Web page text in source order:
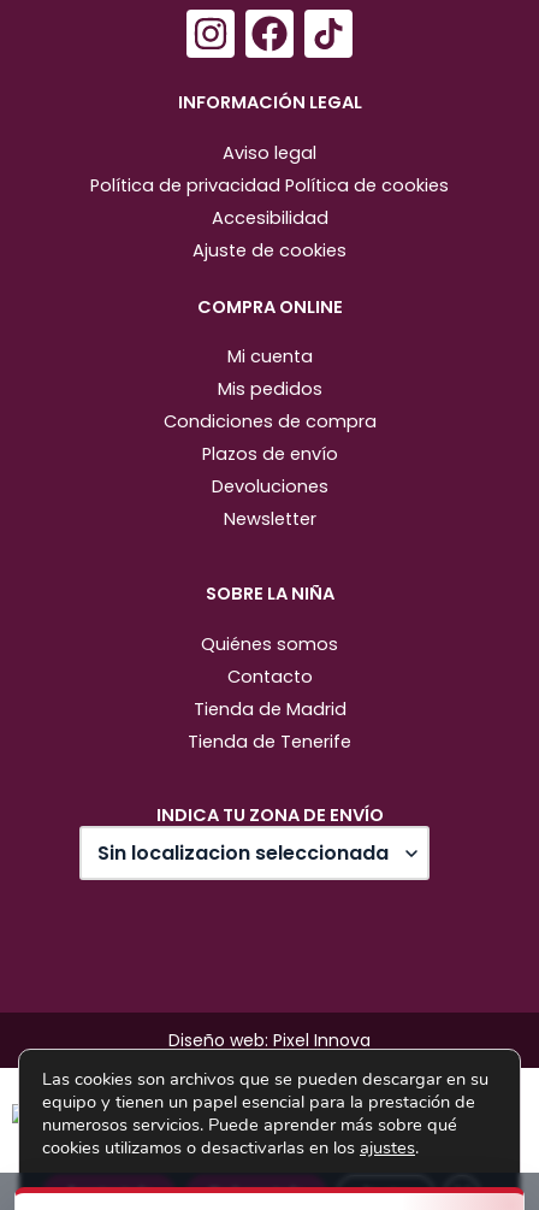
I
n
s
a
g
r
m
F
a
c
e
b
o
o
INFORMACIÓN LEGAL
Aviso legal
Política de privacidad Política de cookies
Accesibilidad
Ajuste de cookies
COMPRA ONLINE
Mi cuenta
Mis pedidos
Condiciones de compra
Plazos de envío
Devoluciones
Newsletter
SOBRE LA NIÑA
Quiénes somos
Contacto
Tienda de Madrid
Tienda de Tenerife
INDICA TU ZONA DE ENVÍO
Diseño web: Pixel Innova
Las cookies son archivos que se pueden descargar en su
equipo y tienen un papel esencial para la prestación de
numerosos servicios. Puede aprender más sobre qué
cookies utilizamos o desactivarlas en los ajustes.
Aceptar todo Rechazar todo Ajustes cerrar el